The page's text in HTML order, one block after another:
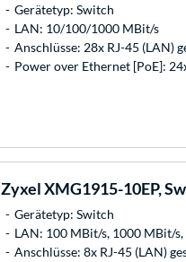
Gerätetyp: Switch
LAN: 10/100/1000 MBit/s
Anschlüsse: 28x RJ-45 (LAN)
Power over Ethernet [PoE]:
ZyxelXMG1915-10EP,
Gerätetyp: Switch
LAN: 100 MBit/s, 1000 MBit/
Anschlüsse: 8x RJ-45 (LAN)